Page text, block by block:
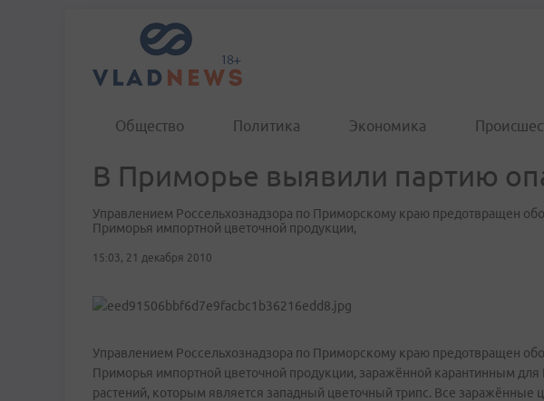
Общество Политика Экономика
В Приморье выявили партию
Управлением Россельхознадзора по Приморскому краю предотвращен
Приморья импортной цветочной продукции,
15:03, 21 декабря 2010
Управлением Россельхознадзора по Приморскому краю предотвращен
Приморья импортной цветочной продукции, заражённой карантинным
растений, которым является западный цветочный трипс. Все заражённые